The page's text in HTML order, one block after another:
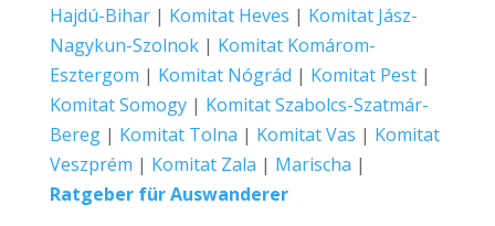
Hajdú-Bihar| Komitat Heves | Komitat Jász-
Nagykun-Szolnok| Komitat Komárom-
Esztergom | Komitat Nógrád | Komitat Pest|
Komitat Somogy| Komitat Szabolcs-Szatmár-
Bereg| Komitat Tolna | Komitat Vas | Komitat
Veszprém | Komitat Zala | Marischa |
Ratgeber für Auswanderer